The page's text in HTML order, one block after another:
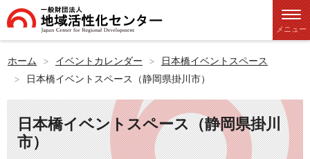
メニュー
ホーム イベントカレンダー
日本橋イベントスペース
日本橋イベントスペース（静岡県掛川市）
日本橋イベントスペース（静岡県掛川
市）